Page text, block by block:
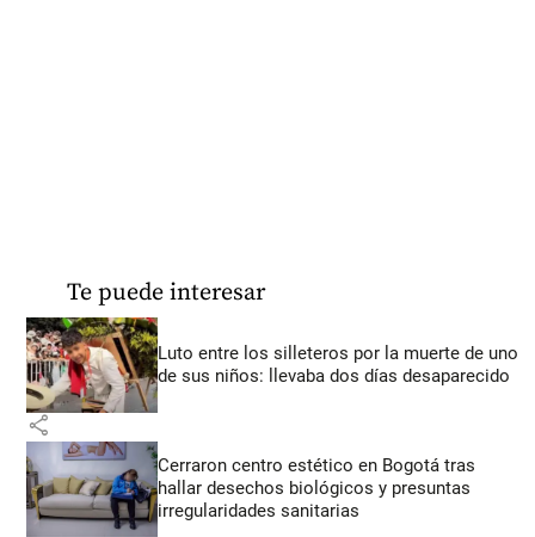
Te puede interesar
Luto entre los silleteros por la muerte de uno
de sus niños: llevaba dos días desaparecido
share
Cerraron centro estético en Bogotá tras
hallar desechos biológicos y presuntas
irregularidades sanitarias